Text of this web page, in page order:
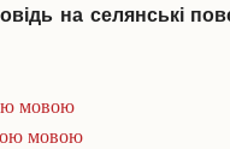
на селянські
мовою
мовою